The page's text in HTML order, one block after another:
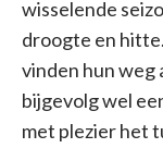
wisselende
droogte en
vinden hun weg
bijgevolg wel
met plezier het